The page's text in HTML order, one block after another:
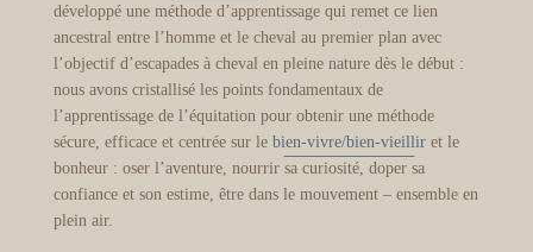
développé une méthode d’apprentissage qui remet ce lien
ancestral entre l’homme et le cheval au premier plan avec
l’objectif d’escapades à cheval en pleine nature dès le début :
nous avons cristallisé les points fondamentaux de
l’apprentissage de l’équitation pour obtenir une méthode
sécure, efficace et centrée sur le bien-vivre/bien-vieilliret le
bonheur : oser l’aventure, nourrir sa curiosité, doper sa
confiance et son estime, être dans le mouvement – ensemble en
plein air.